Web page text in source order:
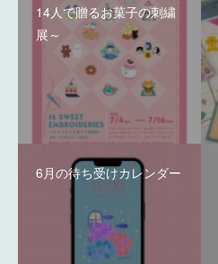
14人で贈るお菓子の刺繍
展～
6月の待ち受けカレンダー